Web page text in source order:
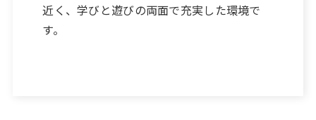
近く、学びと遊びの両面で充実した環境で
す。